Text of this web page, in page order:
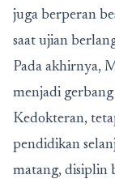
juga berperan
saat ujian
Pada akhirnya,
menjadi
Kedokteran,
pendidikan
matang, disiplin